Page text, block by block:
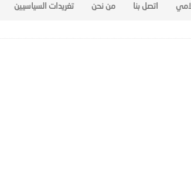
اتصل بنا من نحن تغريدات السياسيين